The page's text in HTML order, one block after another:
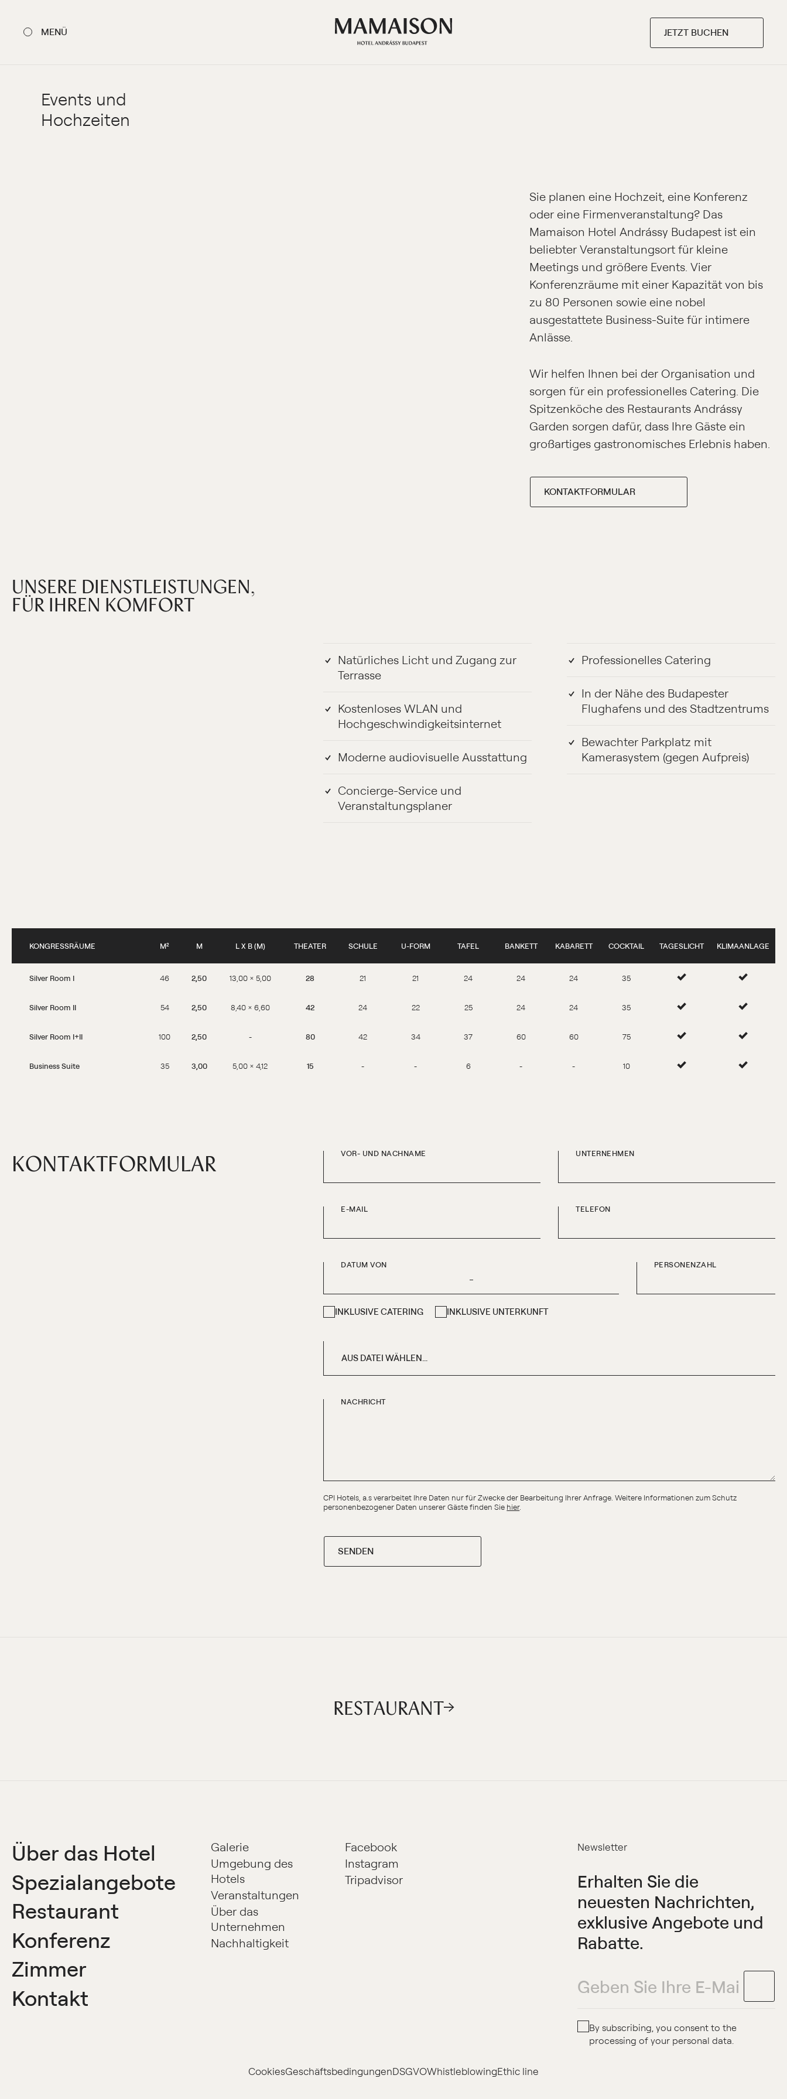
Events und
Hochzeiten
Sie planen eine Hochzeit, eine Konferenz
oder eine Firmenveranstaltung? Das
Mamaison Hotel Andrássy Budapest ist ein
beliebter Veranstaltungsort für kleine
Meetings und größere Events. Vier
Konferenzräume mit einer Kapazität von bis
zu 80 Personen sowie eine nobel
ausgestattete Business-Suite für intimere
Anlässe.
Wir helfen Ihnen bei der Organisation und
sorgen für ein professionelles Catering. Die
Spitzenköche des Restaurants Andrássy
Garden sorgen dafür, dass Ihre Gäste ein
großartiges gastronomisches Erlebnis haben.
KONTAKTFORMULAR
UNSERE DIENSTLEISTUNGEN,
FÜR IHREN KOMFORT
Natürliches Licht und Zugang zur
Terrasse
Kostenloses WLAN und
Hochgeschwindigkeitsinternet
Moderne audiovisuelle Ausstattung
Concierge-Service und
Veranstaltungsplaner
Professionelles Catering
In der Nähe des Budapester
Flughafens und des Stadtzentrums
Bewachter Parkplatz mit
Kamerasystem (gegen Aufpreis)
KONGRESSRÄUME
Silver Room I
Silver Room II
Silver Room I+II
Business Suite
M² M L X B (M) THEATER SCHULE U-FORM TAFEL BANKETT KABARETT COCKTAIL TAGESLICHT KLIMAANLAGE
46 2,50 13,00 × 5,00 28 21 21 24 24 24 35
54 2,50 8,40 × 6,60 42 24 22 25 24 24 35
100 2,50 - 80 42 34 37 60 60 75
35 3,00 5,00 × 4,12 15 - - 6 - - 10
KONTAKTFORMULAR VOR- UND NACHNAME UNTERNEHMEN
E-MAIL TELEFON
DATUM VON
-
PERSONENZAHL
INKLUSIVE CATERING INKLUSIVE UNTERKUNFT
AUS DATEI WÄHLEN...
NACHRICHT
CPI Hotels, a.s verarbeitet Ihre Daten nur für Zwecke der Bearbeitung Ihrer Anfrage. Weitere Informationen zum Schutz
personenbezogener Daten unserer Gäste finden Sie hier.
SENDEN
RESTAURANT
Über das Hotel
Spezialangebote
Restaurant
Konferenz
Zimmer
Kontakt
Galerie
Umgebung des
Hotels
Veranstaltungen
Über das
Unternehmen
Nachhaltigkeit
Facebook
Instagram
Tripadvisor
Newsletter
Erhalten Sie die
neuesten Nachrichten,
exklusive Angebote und
Rabatte.
By subscribing, you consent to the
processing of your personal data.
CookiesGeschäftsbedingungenDSGVOWhistleblowingEthic line
MENÜ JETZT BUCHEN